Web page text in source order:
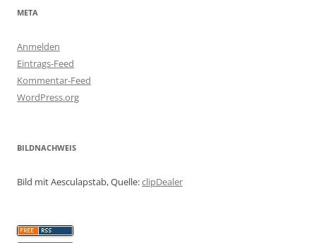
META
Anmelden
Eintrags-Feed
Kommentar-Feed
WordPress.org
BILDNACHWEIS
Bild mit Aesculapstab, Quelle:clipDealer